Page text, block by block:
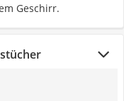
Geschirr.